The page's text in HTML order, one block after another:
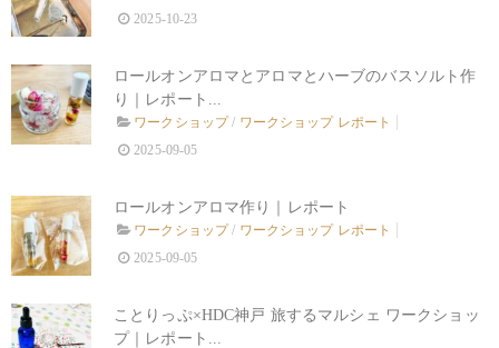
2025-10-23
ロールオンアロマとアロマとハーブのバスソルト作
り｜レポート...
ワークショップ/ ワークショップ レポート
2025-09-05
ロールオンアロマ作り｜レポート
ワークショップ/ ワークショップ レポート
2025-09-05
ことりっぷ×HDC神戸 旅するマルシェ ワークショッ
プ｜レポート...